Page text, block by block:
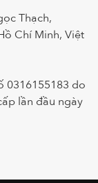
Thạch,
Chí Minh, Việt
0316155183 do
lần đầu ngày